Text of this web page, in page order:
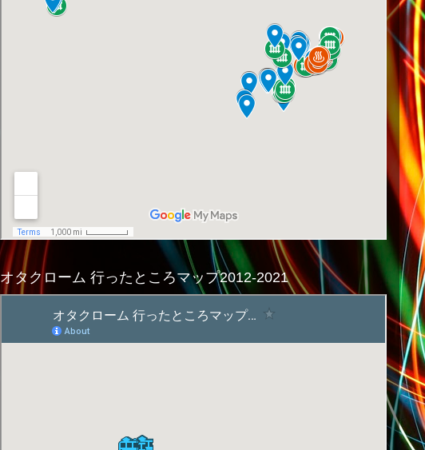
オタクローム 行ったところマップ2012-2021